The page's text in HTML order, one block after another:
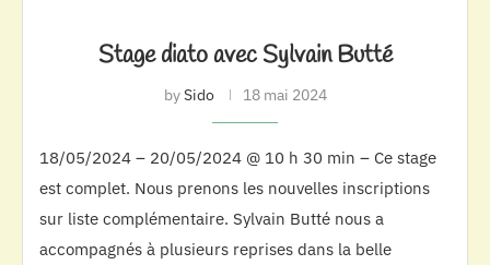
Stage diato avec Sylvain Butté
bySido 18 mai 2024
18/05/2024 – 20/05/2024 @ 10 h 30 min – Ce stage
est complet. Nous prenons les nouvelles inscriptions
sur liste complémentaire. Sylvain Butté nous a
accompagnés à plusieurs reprises dans la belle